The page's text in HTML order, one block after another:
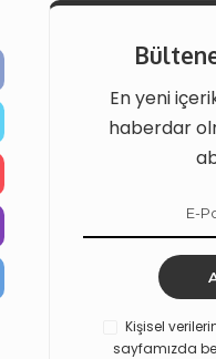
En yeni
haberdar
Kişisel
sayfamızda